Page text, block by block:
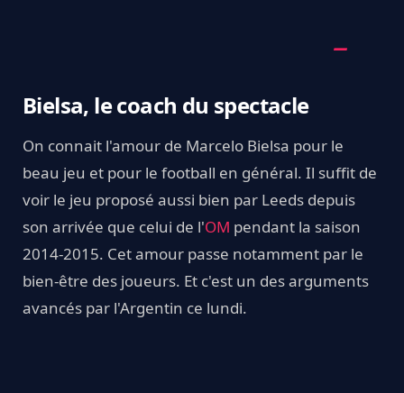
Bielsa, le coach du spectacle
On connait l'amour de Marcelo Bielsa pour le
beau jeu et pour le football en général. Il suffit de
voir le jeu proposé aussi bien par Leeds depuis
son arrivée que celui de l'OM pendant la saison
2014-2015. Cet amour passe notamment par le
bien-être des joueurs. Et c'est un des arguments
avancés par l'Argentin ce lundi.